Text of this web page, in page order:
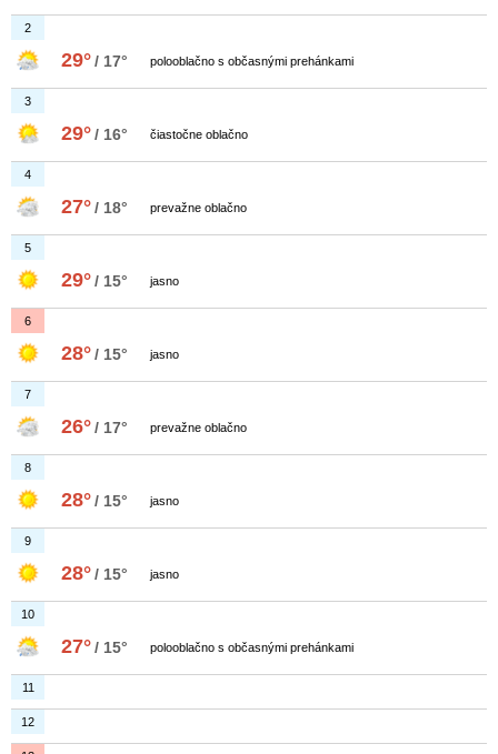
2
29°/ 17° polooblačno s občasnými prehánkami
3
29°/ 16° čiastočne oblačno
4
27°/ 18° prevažne oblačno
5
29°/ 15° jasno
6
28°/ 15° jasno
7
26°/ 17° prevažne oblačno
8
28°/ 15° jasno
9
28°/ 15° jasno
10
27°/ 15° polooblačno s občasnými prehánkami
11
12